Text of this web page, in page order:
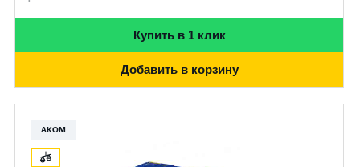
Купить в 1 клик
Добавить в корзину
АКОМ